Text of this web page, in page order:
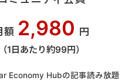
額 2,980 円
（1日あたり約99円）
Economy Hubの記事読み放題